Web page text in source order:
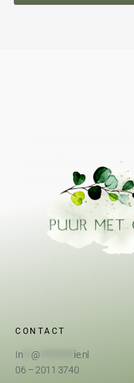
CONTACT
In @
ie.nl
06 – 2011 3740